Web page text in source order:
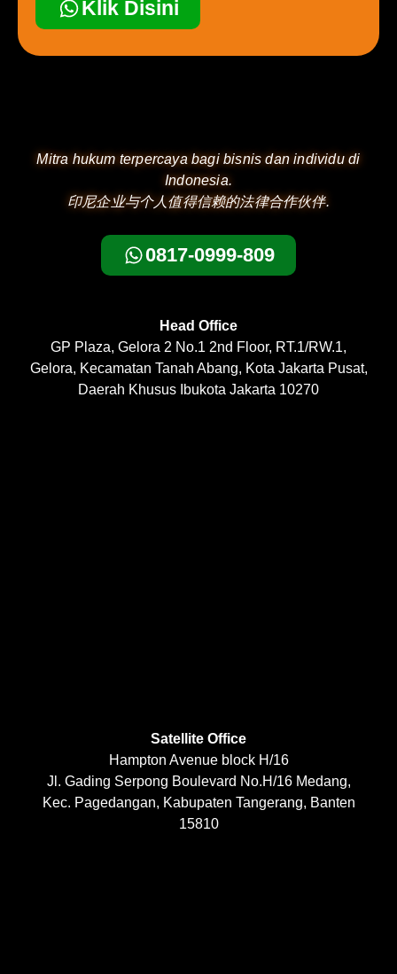
Klik Disini
Mitra hukum terpercaya bagi bisnis dan individu di
Indonesia.
印尼企业与个人值得信赖的法律合作伙伴.
0817-0999-809
Head Office
GP Plaza, Gelora 2 No.1 2nd Floor, RT.1/RW.1,
Gelora, Kecamatan Tanah Abang, Kota Jakarta Pusat,
Daerah Khusus Ibukota Jakarta 10270
Satellite Office
Hampton Avenue block H/16
Jl. Gading Serpong Boulevard No.H/16 Medang,
Kec. Pagedangan, Kabupaten Tangerang, Banten
15810